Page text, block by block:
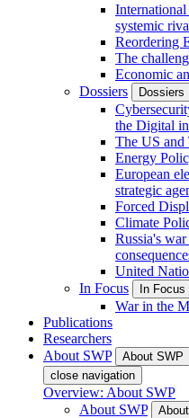
systemic
Reordering
The
Economic
Dossiers
Dossiers
the Digital
The US and
Energy
European
strategic
Forced
Climate
Russia's
United
In Focus
In Focus
War in the
Publications
Researchers
About SWP
About SWP
close navigation
Overview: About SWP
About SWP